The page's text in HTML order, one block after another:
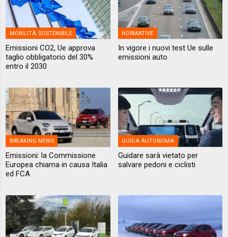
MOBILITÀ SOSTENIBILE
Emissioni CO2, Ue approva
taglio obbligatorio del 30%
entro il 2030
NORMATIVE
In vigore i nuovi test Ue sulle
emissioni auto
BREAKING NEWS
Emissioni: la Commissione
Europea chiama in causa Italia
ed FCA
GUIDA AUTONOMA
Guidare sarà vietato per
salvare pedoni e ciclisti